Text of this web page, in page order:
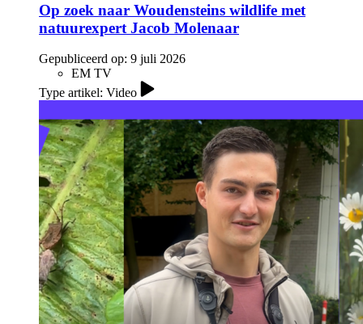
Op zoek naar Woudensteins wildlife met
natuurexpert Jacob Molenaar
Gepubliceerd op: 9 juli 2026
EM TV
Type artikel: Video